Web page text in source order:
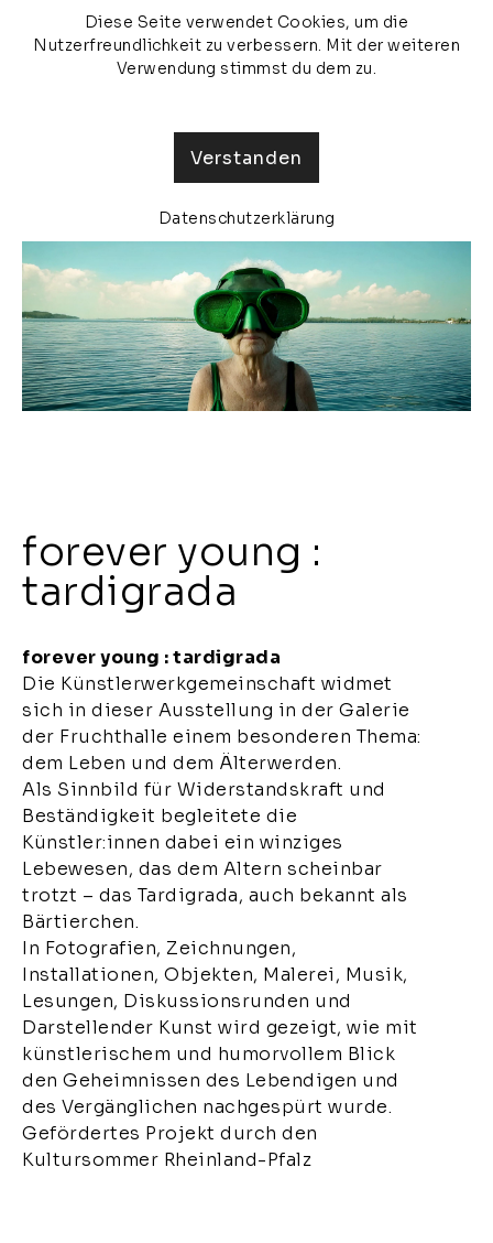
MENU
veronika olma
forever young :
tardigrada
forever young : tardigrada
Die Künstlerwerkgemeinschaft widmet
sich in dieser Ausstellung in der Galerie
der Fruchthalle einem besonderen Thema:
dem Leben und dem Älterwerden.
Als Sinnbild für Widerstandskraft und
Beständigkeit begleitete die
Künstler:innen dabei ein winziges
Lebewesen, das dem Altern scheinbar
trotzt – das Tardigrada, auch bekannt als
Bärtierchen.
In Fotografien, Zeichnungen,
Installationen, Objekten, Malerei, Musik,
Lesungen, Diskussionsrunden und
Darstellender Kunst wird gezeigt, wie mit
künstlerischem und humorvollem Blick
den Geheimnissen des Lebendigen und
des Vergänglichen nachgespürt wurde.
Gefördertes Projekt durch den
Kultursommer Rheinland-Pfalz
Diese Seite verwendet Cookies, um die
Nutzerfreundlichkeit zu verbessern. Mit der weiteren
Verwendung stimmst du dem zu.
Verstanden
Datenschutzerklärung